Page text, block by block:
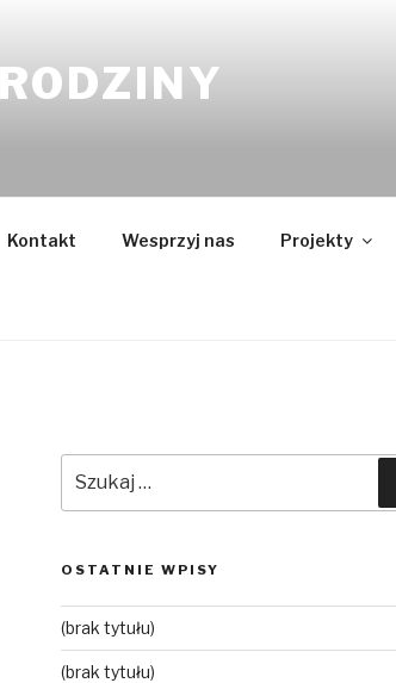
Kontakt Wesprzyj nas Projekty
OSTATNIE WPISY
(brak tytułu)
(brak tytułu)